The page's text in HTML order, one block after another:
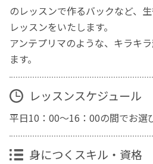
のレッスンで作るバックなど、
レッスンをいたします。
アンテプリマのような、キラキ
ます。
レッスンスケジュール
平日10：00〜16：00の間でお選
身につくスキル・資格